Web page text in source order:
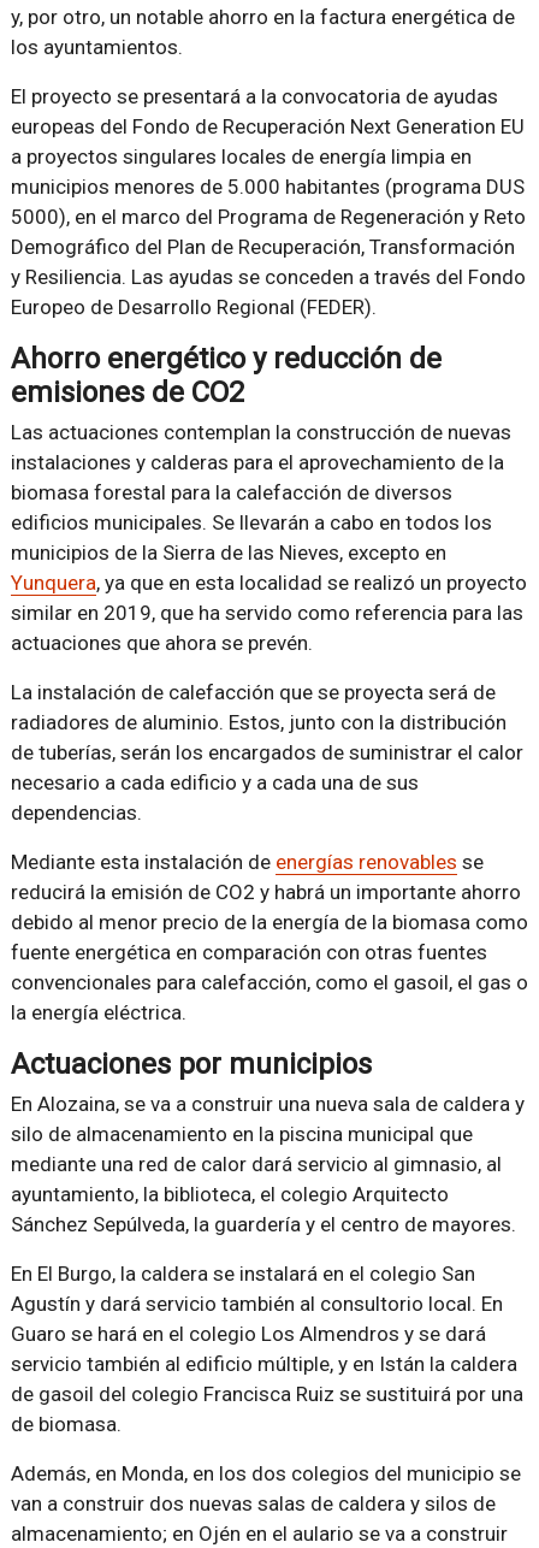
y, por otro, un notable ahorro en la factura energética de
los ayuntamientos.
El proyecto se presentará a la convocatoria de ayudas
europeas del Fondo de Recuperación Next Generation EU
a proyectos singulares locales de energía limpia en
municipios menores de 5.000 habitantes (programa DUS
5000), en el marco del Programa de Regeneración y Reto
Demográfico del Plan de Recuperación, Transformación
y Resiliencia. Las ayudas se conceden a través del Fondo
Europeo de Desarrollo Regional (FEDER).
Ahorro energético y reducción de
emisiones de CO2
Las actuaciones contemplan la construcción de nuevas
instalaciones y calderas para el aprovechamiento de la
biomasa forestal para la calefacción de diversos
edificios municipales. Se llevarán a cabo en todos los
municipios de la Sierra de las Nieves, excepto en
Yunquera, ya que en esta localidad se realizó un proyecto
similar en 2019, que ha servido como referencia para las
actuaciones que ahora se prevén.
La instalación de calefacción que se proyecta será de
radiadores de aluminio. Estos, junto con la distribución
de tuberías, serán los encargados de suministrar el calor
necesario a cada edificio y a cada una de sus
dependencias.
Mediante esta instalación de energías renovables se
reducirá la emisión de CO2 y habrá un importante ahorro
debido al menor precio de la energía de la biomasa como
fuente energética en comparación con otras fuentes
convencionales para calefacción, como el gasoil, el gas o
la energía eléctrica.
Actuaciones por municipios
En Alozaina, se va a construir una nueva sala de caldera y
silo de almacenamiento en la piscina municipal que
mediante una red de calor dará servicio al gimnasio, al
ayuntamiento, la biblioteca, el colegio Arquitecto
Sánchez Sepúlveda, la guardería y el centro de mayores.
En El Burgo, la caldera se instalará en el colegio San
Agustín y dará servicio también al consultorio local. En
Guaro se hará en el colegio Los Almendros y se dará
servicio también al edificio múltiple, y en Istán la caldera
de gasoil del colegio Francisca Ruiz se sustituirá por una
de biomasa.
Además, en Monda, en los dos colegios del municipio se
van a construir dos nuevas salas de caldera y silos de
almacenamiento; en Ojén en el aulario se va a construir